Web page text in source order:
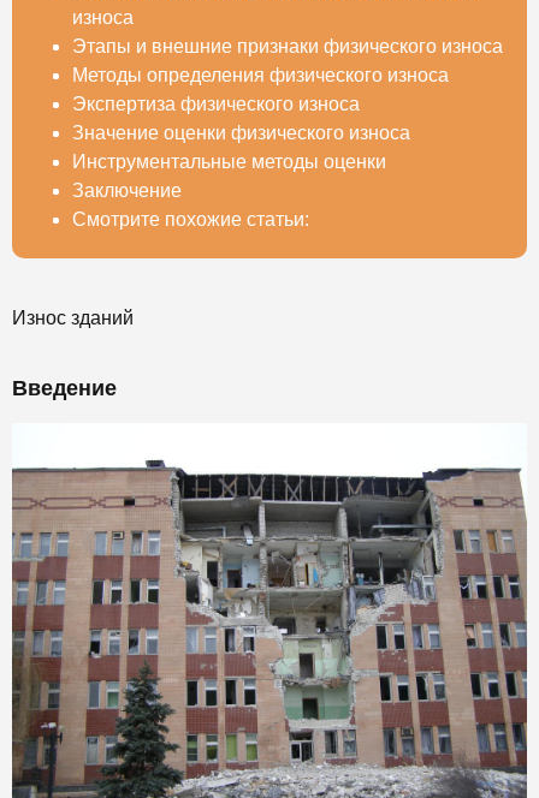
износа
Этапы и внешние признаки физического износа
Методы определения физического износа
Экспертиза физического износа
Значение оценки физического износа
Инструментальные методы оценки
Заключение
Смотрите похожие статьи:
Износ зданий
Введение